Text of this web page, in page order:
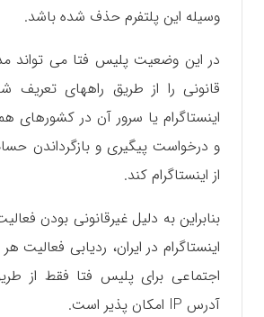
وسیله این پلتفرم حذف شده باشد.
در این وضعیت پلیس فتا می تواند
قانونی را از طریق راههای تعریف
اینستاگرام یا سرور آن در کشورهای
و درخواست پیگیری و بازگرداندن
از اینستاگرام کند.
بنابراین به دلیل غیرقانونی بودن
اینستاگرام در ایران، ردیابی فعالیت
اجتماعی برای پلیس فتا فقط از
آدرس IP امکان پذیر است.